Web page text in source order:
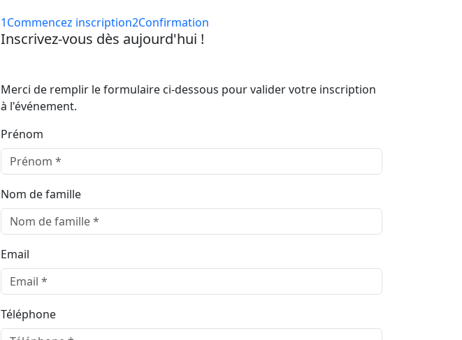
1Commencez inscription2Confirmation
Inscrivez-vous dès aujourd'hui !
Merci de remplir le formulaire ci-dessous pour valider votre inscription
à l'événement.
Prénom
Nom de famille
Email
Téléphone